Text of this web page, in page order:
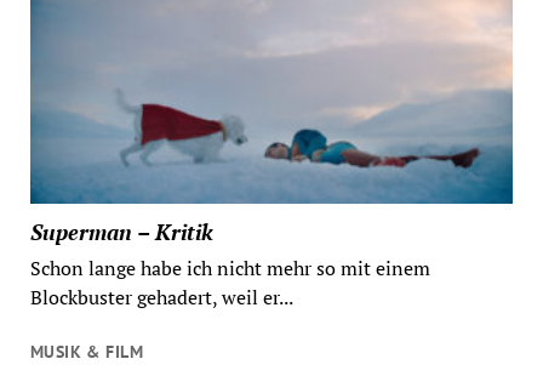
Superman – Kritik
Schon lange habe ich nicht mehr so mit einem
Blockbuster gehadert, weil er...
MUSIK & FILM